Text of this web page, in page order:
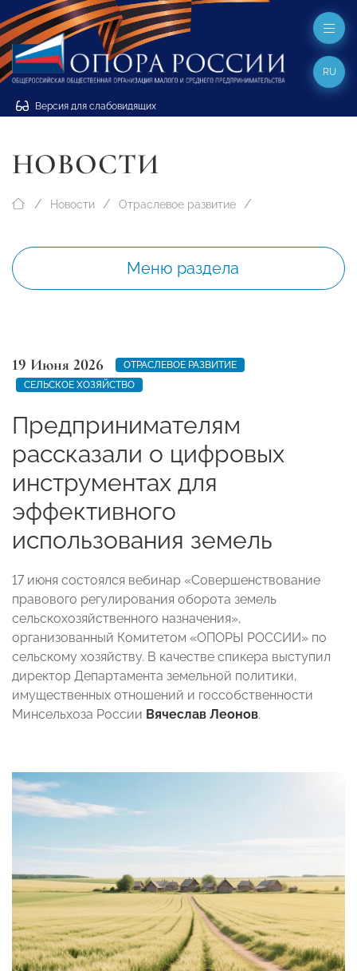
Версия для слабовидящих
RU
НОВОСТИ
Новости Отраслевое развитие
Меню раздела
19 Июня 2026
ОТРАСЛЕВОЕ РАЗВИТИЕ
СЕЛЬСКОЕ ХОЗЯЙСТВО
Предпринимателям
рассказали о цифровых
инструментах для
эффективного
использования земель
17 июня состоялся вебинар «Совершенствование
правового регулирования оборота земель
сельскохозяйственного назначения»,
организованный Комитетом «ОПОРЫ РОССИИ» по
сельскому хозяйству. В качестве спикера выступил
директор Департамента земельной политики,
имущественных отношений и госсобственности
Минсельхоза России Вячеслав Леонов.